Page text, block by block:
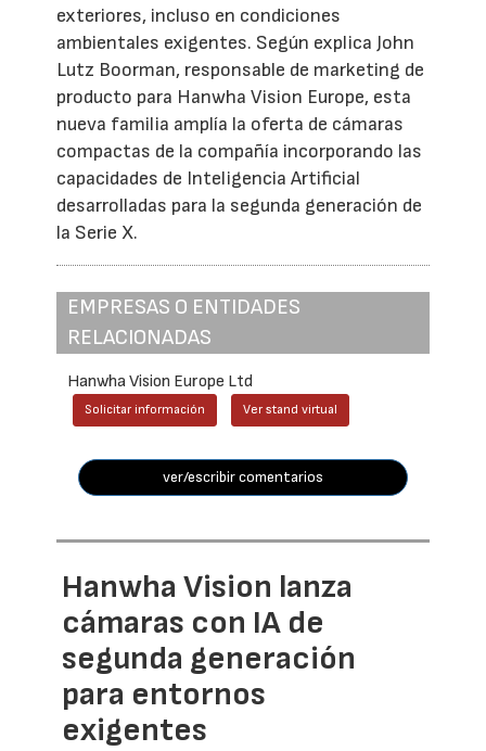
exteriores, incluso en condiciones
ambientales exigentes. Según explica John
Lutz Boorman, responsable de marketing de
producto para Hanwha Vision Europe, esta
nueva familia amplía la oferta de cámaras
compactas de la compañía incorporando las
capacidades de Inteligencia Artificial
desarrolladas para la segunda generación de
la Serie X.
EMPRESAS O ENTIDADES
RELACIONADAS
Hanwha Vision Europe Ltd
Solicitar información Ver stand virtual
ver/escribir comentarios
Hanwha Vision lanza
cámaras con IA de
segunda generación
para entornos
exigentes